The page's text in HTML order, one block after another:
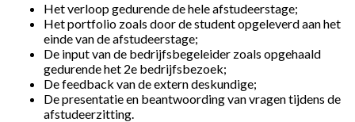
Het verloop gedurende de hele afstudeerstage;
Het portfolio zoals door de student opgeleverd aan het
einde van de afstudeerstage;
De input van de bedrijfsbegeleider zoals opgehaald
gedurende het 2e bedrijfsbezoek;
De feedback van de extern deskundige;
De presentatie en beantwoording van vragen tijdens de
afstudeerzitting.